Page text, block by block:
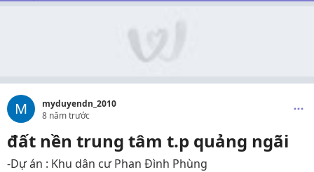
M
myduyendn_2010
8 năm trước
đất nền trung tâm t.p quảng ngãi
-Dự án : Khu dân cư Phan Đình Phùng